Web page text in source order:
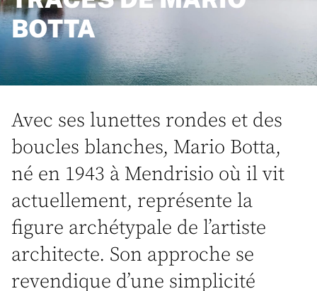
BOTTA
Avec ses lunettes rondes et des
boucles blanches, Mario Botta,
né en 1943 à Mendrisio où il vit
actuellement, représente la
figure archétypale de l’artiste
architecte. Son approche se
revendique d’une simplicité